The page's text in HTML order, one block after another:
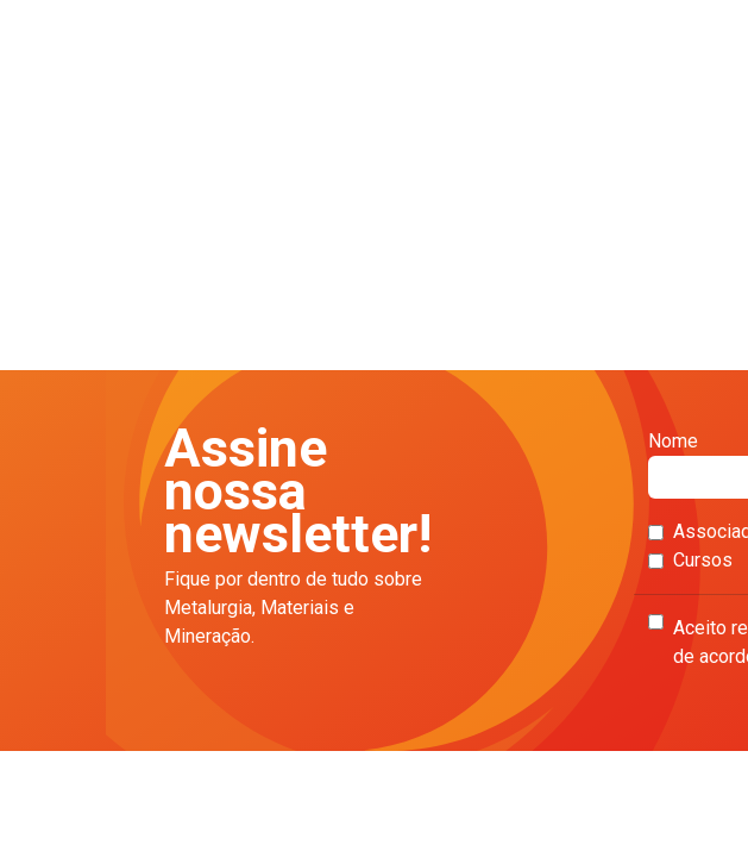
Assine
nossa
newsletter!
Fique por dentro de tudo sobre
Metalurgia, Materiais e
Mineração.
Nome
Cursos
Aceito
de